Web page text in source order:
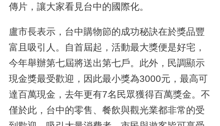
傳片，讓大家看見台中的國際化。
盧市長表示，台中購物節的成功秘訣在於獎品豐
富且吸引人。自首屆起，活動最大獎便是好宅，
今年舉辦第七屆將送出第七戶。此外，民調顯示
現金獎最受歡迎，因此最小獎為3000元，最高可
達百萬現金，去年更有7名民眾獲得百萬獎金。不
僅於此，台中的零售、餐飲與觀光業都非常的受